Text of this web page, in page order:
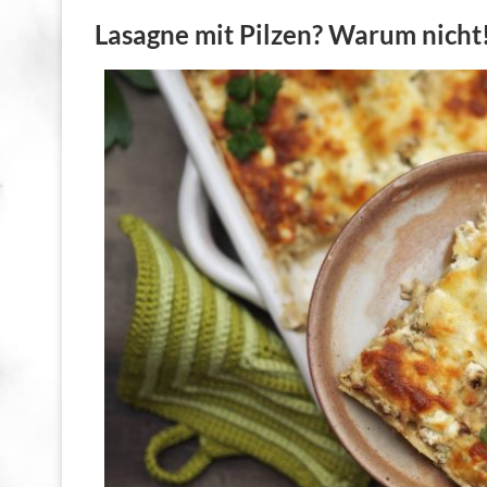
Lasagne mit Pilzen? Warum